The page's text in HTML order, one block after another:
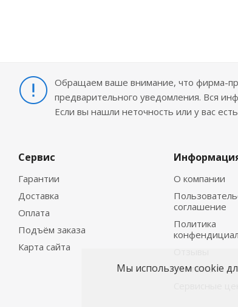
Обращаем ваше внимание, что фирма-
предварительного уведомления. Вся
Если вы нашли неточность или у вас
Сервис
Гарантии
Доставка
Оплата
Подъём заказа
Карта сайта
О компании
соглашение
Политика
Контакты
Мы используем cookie